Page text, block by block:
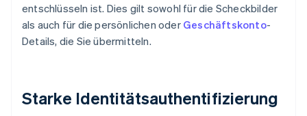
entschlüsseln ist. Dies gilt sowohl für die Scheckbilder
als auch für die persönlichen oder Geschäftskonto-
Details, die Sie übermitteln.
Starke Identitätsauthentifizierung